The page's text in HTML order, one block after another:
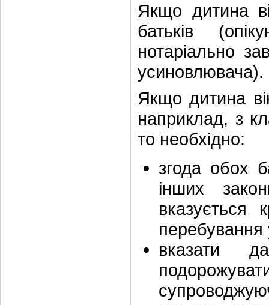
Якщо дитина
батьків
нотаріально
усиновлювача).
Якщо дитина
наприклад, з
то необхідно:
згода обох
інших
вказується
перебування
вказати